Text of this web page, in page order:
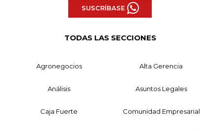
SUSCRÍBASE
TODAS LAS SECCIONES
Agronegocios Alta Gerencia
Análisis Asuntos Legales
Caja Fuerte Comunidad Empresarial